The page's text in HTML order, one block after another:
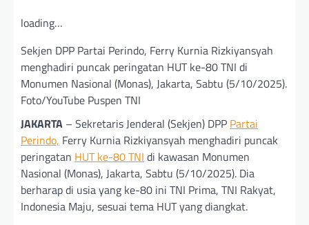
loading…
Sekjen DPP Partai Perindo, Ferry Kurnia Rizkiyansyah
menghadiri puncak peringatan HUT ke-80 TNI di
Monumen Nasional (Monas), Jakarta, Sabtu (5/10/2025).
Foto/YouTube Puspen TNI
JAKARTA – Sekretaris Jenderal (Sekjen) DPP Partai
Perindo, Ferry Kurnia Rizkiyansyah menghadiri puncak
peringatan HUT ke-80 TNI di kawasan Monumen
Nasional (Monas), Jakarta, Sabtu (5/10/2025). Dia
berharap di usia yang ke-80 ini TNI Prima, TNI Rakyat,
Indonesia Maju, sesuai tema HUT yang diangkat.